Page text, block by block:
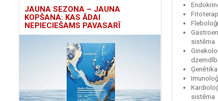
JAUNA SEZONA – JAUNA
KOPŠANA: KAS ĀDAI
NEPIECIEŠAMS PAVASARĪ
sistēma
Ģenētika
sistēma